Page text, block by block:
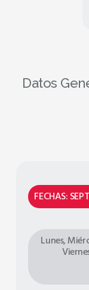
Datos
FECHAS:
Lunes,